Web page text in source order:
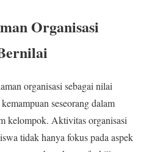
Organisasi
organisasi sebagai nilai
seseorang dalam
kelompok. Aktivitas organisasi
tidak hanya fokus pada aspek